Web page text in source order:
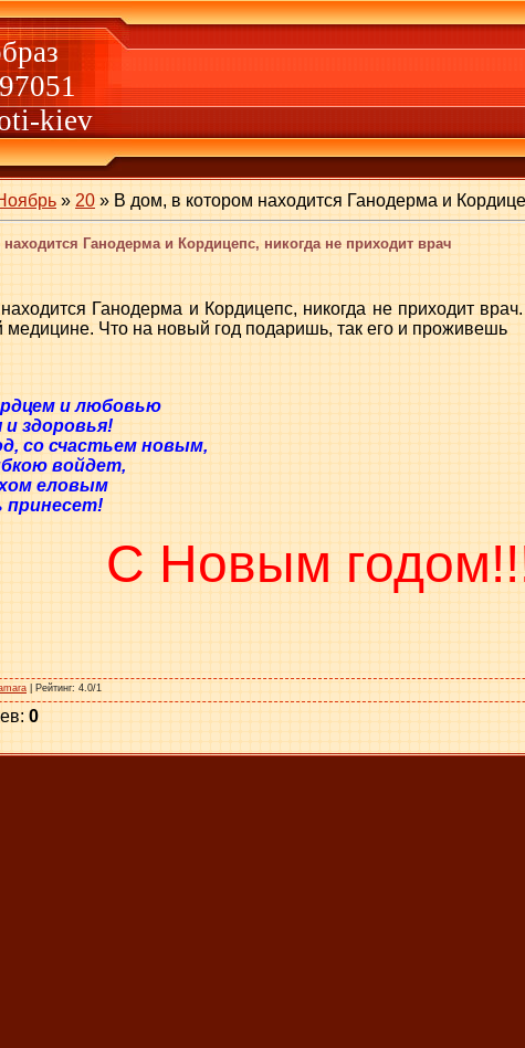
kiev
» 20 » В дом, в котором находится Ганодерма и
Ганодерма и Кордицепс, никогда не приходит врач
Ганодерма и Кордицепс, никогда не приходит
медицине. Что на новый год подаришь, так его и проживешь
и любовью
здоровья!
со счастьем новым,
войдет,
еловым
принесет!
C Новым
Рейтинг: 4.0/1
: 0